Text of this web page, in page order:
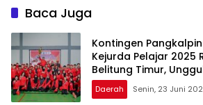
Baca Juga
Kontingen
Kejurda Pelajar 2025
Belitung Timur,
Daerah Senin, 23 Juni